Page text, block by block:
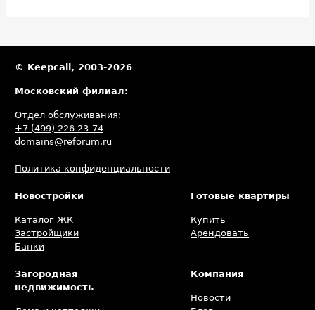
© Keepcall, 2003-2026
Московский филиал:
Отдел обслуживания:
+7 (499) 226 23-74
domains@reforum.ru
Политика конфиденциальности
Новостройки
Каталог ЖК
Застройщики
Банки
Готовые квартиры
Купить
Арендовать
Загородная
недвижимость
Компания
Новости